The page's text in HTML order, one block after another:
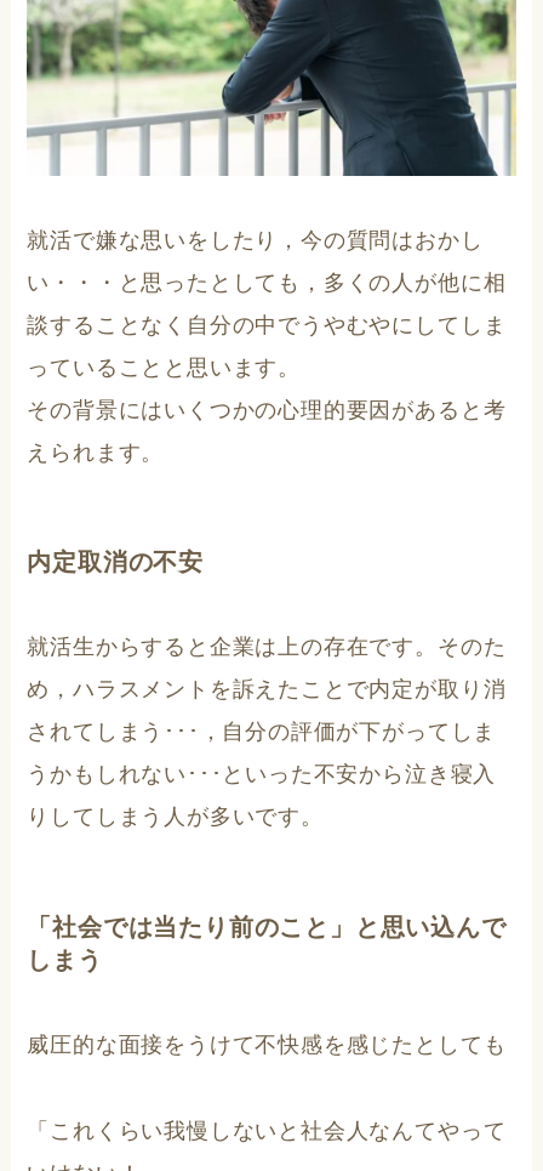
就活で嫌な思いをしたり，今の質問はおかし
い・・・と思ったとしても，多くの人が他に相
談することなく自分の中でうやむやにしてしま
っていることと思います。
その背景にはいくつかの心理的要因があると考
えられます。
内定取消の不安
就活生からすると企業は上の存在です。そのた
め，ハラスメントを訴えたことで内定が取り消
されてしまう･･･，自分の評価が下がってしま
うかもしれない･･･といった不安から泣き寝入
りしてしまう人が多いです。
「社会では当たり前のこと」と思い込んで
しまう
威圧的な面接をうけて不快感を感じたとしても
「これくらい我慢しないと社会人なんてやって